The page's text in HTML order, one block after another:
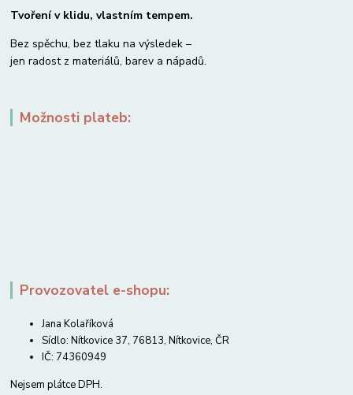
Tvoření v klidu, vlastním tempem.
Bez spěchu, bez tlaku na výsledek –
jen radost z materiálů, barev a nápadů.
Možnosti plateb:
Provozovatel e-shopu:
Jana Kolaříková
Sídlo: Nítkovice 37, 76813, Nítkovice, ČR
IČ: 74360949
Nejsem plátce DPH.